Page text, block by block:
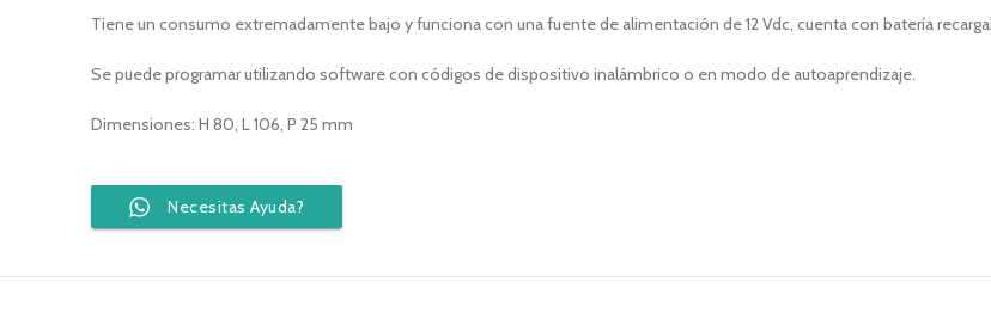
Tiene un consumo extremadamente bajo y funciona con una fuente de alimentación de 12 Vdc, cuenta con batería
Se puede programar utilizando software con códigos de dispositivo inalámbrico o en modo de autoaprendizaje.
Dimensiones: H 80, L 106, P 25 mm
Necesitas Ayuda?